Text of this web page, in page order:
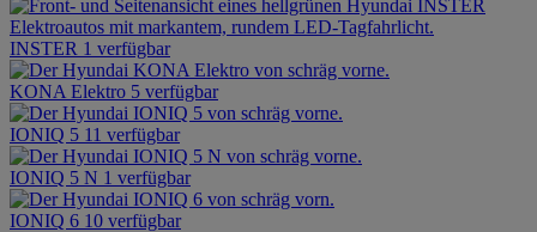
INSTER 1 verfügbar
KONA Elektro 5 verfügbar
IONIQ 5 11 verfügbar
IONIQ 5 N 1 verfügbar
IONIQ 6 10 verfügbar